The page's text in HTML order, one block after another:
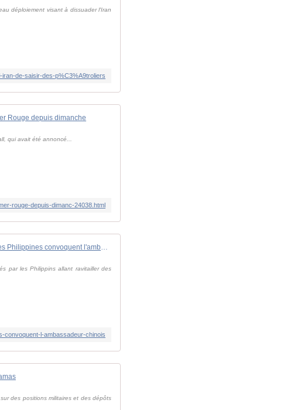
déploiement visant à dissuader l'Iran
de-saisir-des-p%C3%A9troliers
Rouge depuis dimanche
qui avait été annoncé...
rouge-depuis-dimanc-24038.html
Incident dans les Spratleys: les Philippines convoquent l'ambassadeur chinois
par les Philippins allant ravitailler des
convoquent-l-ambassadeur-chinois
des positions militaires et des dépôts